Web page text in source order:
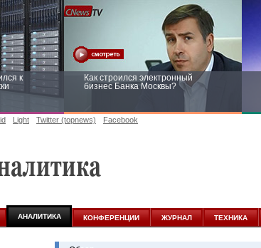
к
Как строился электронный
бизнес Банка Москвы?
Light Twitter (topnews) Facebook
АНАЛИТИКА КОНФЕРЕНЦИИ ЖУРНАЛ ТЕХНИКА